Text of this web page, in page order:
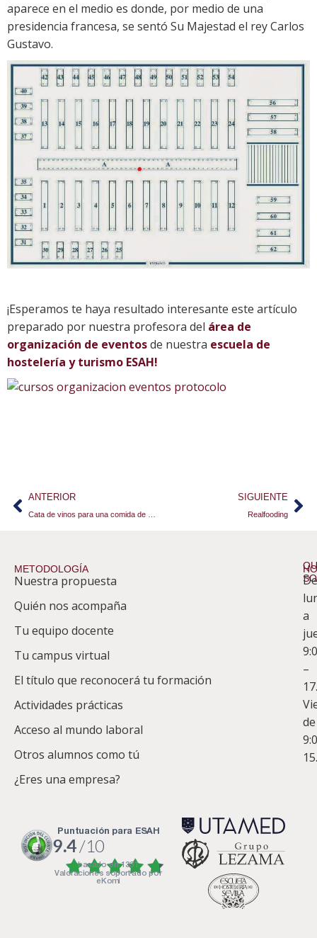
aparece en el medio es donde, por medio de una
presidencia francesa, se sentó Su Majestad el rey Carlos
Gustavo.
¡Esperamos te haya resultado interesante este artículo
preparado por nuestra profesora del área de
organización de eventosde nuestra escuela de
hostelería y turismo ESAH!
ANTERIOR SIGUIENTE
Realfooding
METODOLOGÍA
Nuestra propuesta
Quién nos acompaña
Tu equipo docente
Tu campus virtual
El título que reconocerá tu formación
Actividades prácticas
Acceso al mundo laboral
Otros alumnos como tú
¿Eres una empresa?
Te
De
a
–
de
puntuación para ESAH
9.4/10
basado en1331
Valoraciones soportado por
eKomi